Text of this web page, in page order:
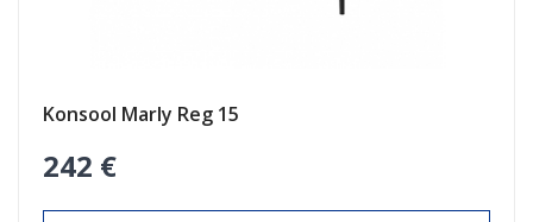
Konsool Marly Reg 15
242 €